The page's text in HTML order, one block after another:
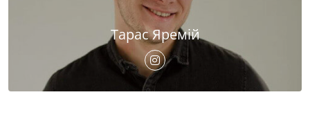
Тарас Яремій